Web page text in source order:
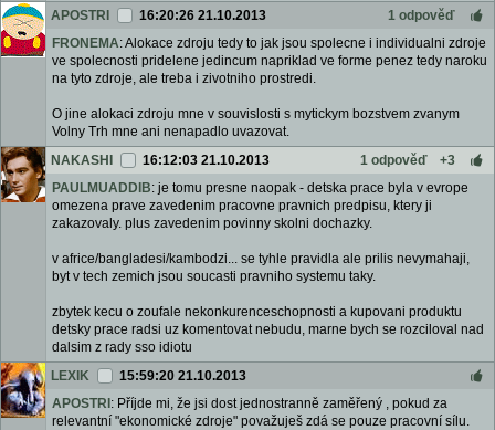
APOSTRI
16:20:26 21.10.2013
1 odpověď
FRONEMA: Alokace zdroju tedy to jak jsou spolecne i individualni zdroje
ve spolecnosti pridelene jedincum napriklad ve forme penez tedy naroku
na tyto zdroje, ale treba i zivotniho prostredi.
O jine alokaci zdroju mne v souvislosti s mytickym bozstvem zvanym
Volny Trh mne ani nenapadlo uvazovat.
NAKASHI
16:12:03 21.10.2013 1 odpověď
+3
PAULMUADDIB: je tomu presne naopak - detska prace byla v evrope
omezena prave zavedenim pracovne pravnich predpisu, ktery ji
zakazovaly. plus zavedenim povinny skolni dochazky.
v africe/bangladesi/kambodzi... se tyhle pravidla ale prilis nevymahaji,
byt v tech zemich jsou soucasti pravniho systemu taky.
zbytek kecu o zoufale nekonkurenceschopnosti a kupovani produktu
detsky prace radsi uz komentovat nebudu, marne bych se rozciloval nad
dalsim z rady sso idiotu
LEXIK
15:59:20 21.10.2013
APOSTRI : Příjde mi, že jsi dost jednostranně zaměřený , pokud za
relevantní "ekonomické zdroje" považuješ zdá se pouze pracovní sílu.